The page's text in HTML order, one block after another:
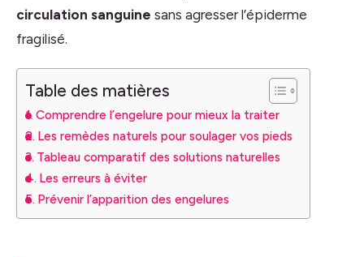
circulation sanguine sans agresser l’épiderme
fragilisé.
Table des matières
Comprendre l’engelure pour mieux la traiter
Les remèdes naturels pour soulager vos pieds
Tableau comparatif des solutions naturelles
Les erreurs à éviter
Prévenir l’apparition des engelures